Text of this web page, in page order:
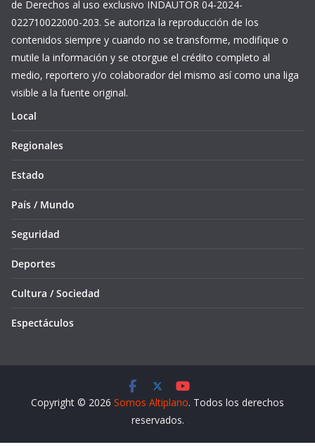
de Derechos al uso exclusivo INDAUTOR 04-2024-
022710022000-203. Se autoriza la reproducción de los
contenidos siempre y cuando no se transforme, modifique o
mutile la información y se otorgue el crédito completo al
medio, reportero y/o colaborador del mismo así como una liga
visible a la fuente original.
Local
Regionales
Estado
País / Mundo
Seguridad
Deportes
Cultura / Sociedad
Espectáculos
Copyright © 2026 Somos Altiplano. Todos los derechos
reservados.